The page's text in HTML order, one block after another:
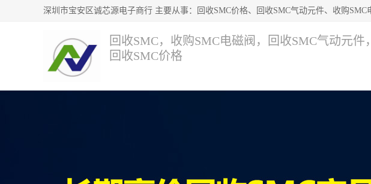
回收SMC，收购SMC电磁阀，回收SMC气动元件，
回收SMC价格